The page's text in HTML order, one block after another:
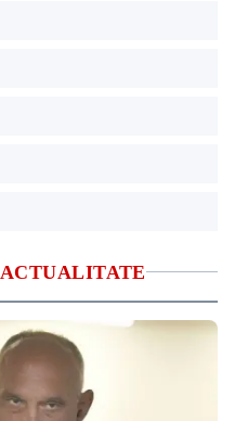
ACTUALITATE